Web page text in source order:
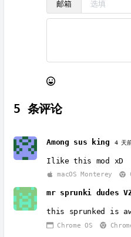
邮箱
5 条评论
Among sus king 4 天
Ilike this mod xD
macOS Monterey
mr sprunki dudes
this sprunked is
Chrome OS